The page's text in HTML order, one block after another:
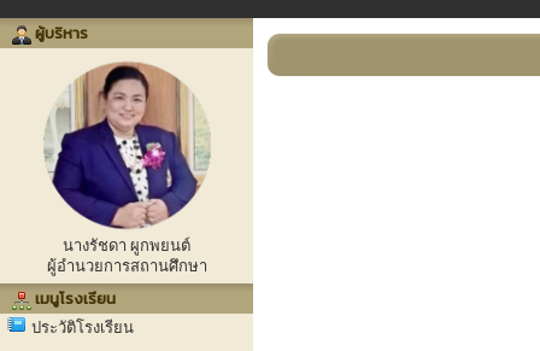
ผู้บริหาร
นางรัชดา ผูกพยนต์
ผู้อำนวยการสถานศึกษา
เมนูโรงเรียน
ประวัติโรงเรียน